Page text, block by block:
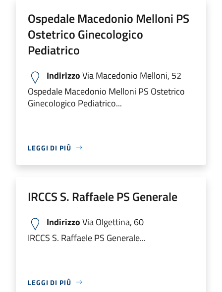
Ospedale Macedonio Melloni PS
Ostetrico Ginecologico
Pediatrico
IndirizzoVia Macedonio Melloni, 52
Ospedale Macedonio Melloni PS Ostetrico
Ginecologico Pediatrico...
LEGGI DI PIÙ
IRCCS S. Raffaele PS Generale
IndirizzoVia Olgettina, 60
IRCCS S. Raffaele PS Generale...
LEGGI DI PIÙ